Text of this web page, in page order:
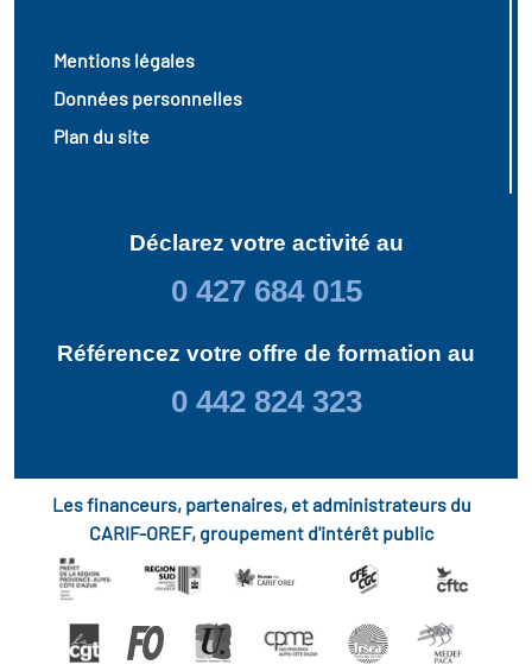
Mentions légales
Données personnelles
Plan du site
Déclarez votre activité au
0 427 684 015
Référencez votre offre de formation au
0 442 824 323
Les financeurs, partenaires, et administrateurs du
CARIF-OREF, groupement d'intérêt public